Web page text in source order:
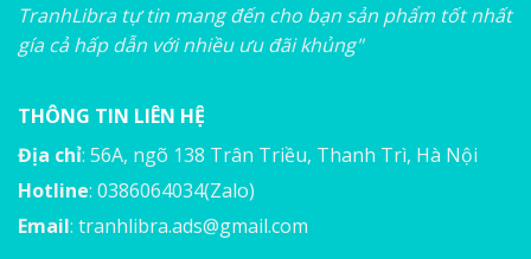
TranhLibra tự tin mang đến cho bạn sản phẩm tốt nhất
gía cả hấp dẫn với nhiều ưu đãi khủng"
THÔNG TIN LIÊN HỆ
Địa chỉ: 56A, ngõ 138 Trân Triều, Thanh Trì, Hà Nội
Hotline: 0386064034(Zalo)
Email: tranhlibra.ads@gmail.com